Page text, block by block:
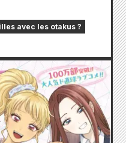
avec les otakus ?